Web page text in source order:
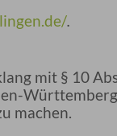
.
mit § 10
machen.